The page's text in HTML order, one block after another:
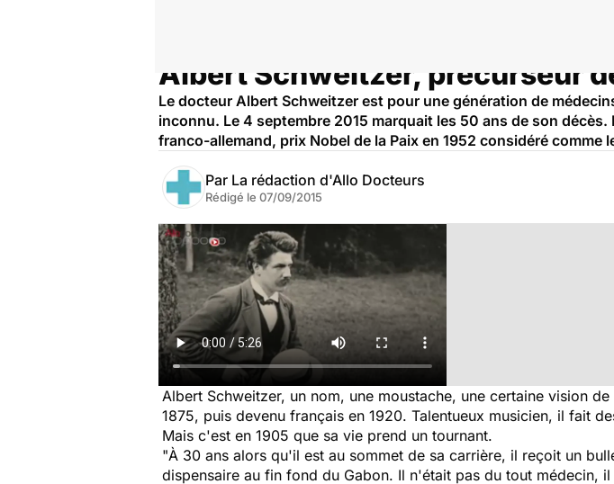
Albert Schweitzer, précurseur
Le docteur Albert Schweitzer est pour une génération de
inconnu. Le 4 septembre 2015 marquait les 50 ans de son
franco-allemand, prix Nobel de la Paix en 1952 considéré comme
Par La rédaction d'Allo Docteurs
Rédigé le 07/09/2015
Albert Schweitzer, un nom, une moustache, une certaine vision
1875, puis devenu français en 1920. Talentueux musicien, il fait
Mais c'est en 1905 que sa vie prend un tournant.
"À 30 ans alors qu'il est au sommet de sa carrière, il reçoit un
dispensaire au fin fond du Gabon. Il n'était pas du tout médecin,